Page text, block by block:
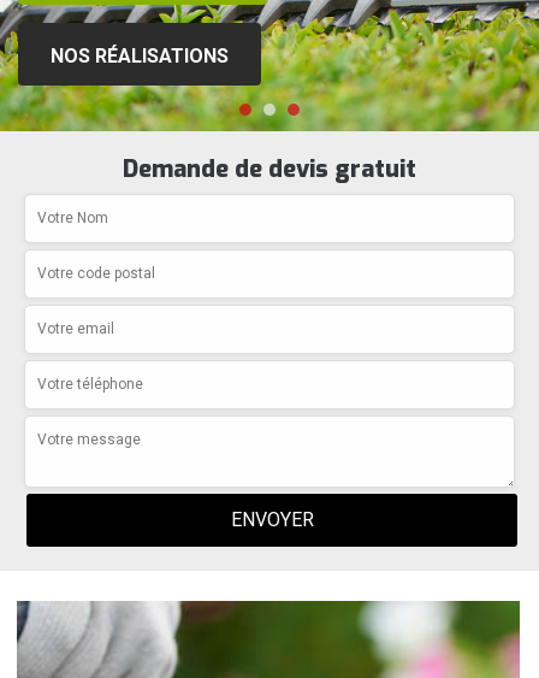
NOS RÉALISATIONS
Demande de devis gratuit